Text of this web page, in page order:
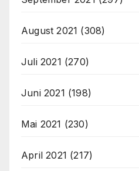
August 2021 (308)
Juli 2021 (270)
Juni 2021 (198)
Mai 2021 (230)
April 2021 (217)